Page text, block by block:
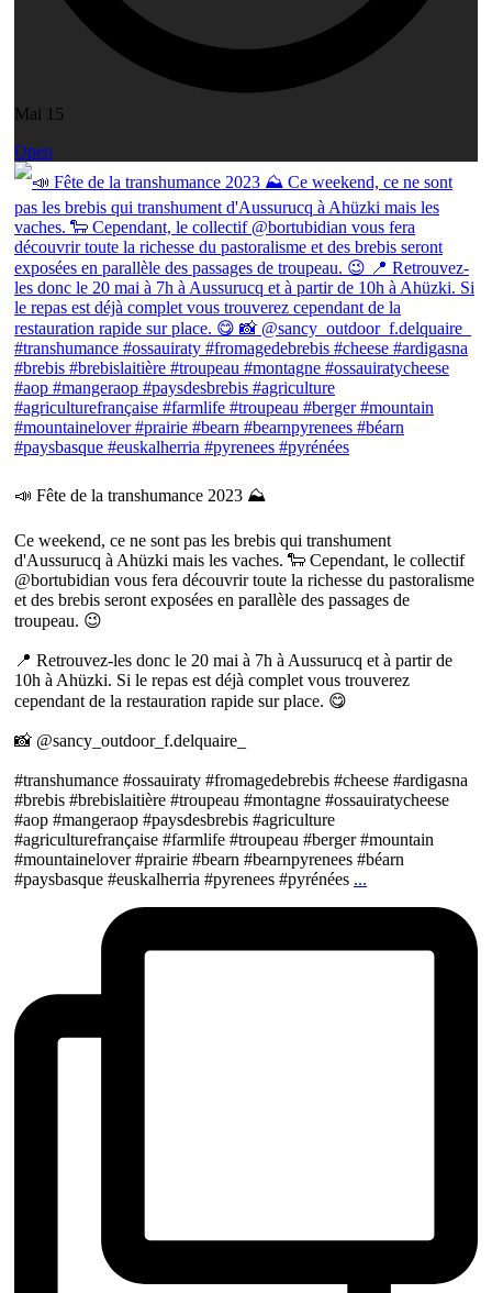
Mai 15
Open
📣 Fête de la transhumance 2023 ⛰
Ce weekend, ce ne sont pas les brebis qui transhument
d'Aussurucq à Ahüzki mais les vaches. 🐑 Cependant, le collectif
@bortubidian vous fera découvrir toute la richesse du pastoralisme
et des brebis seront exposées en parallèle des passages de
troupeau. 😉
📍 Retrouvez-les donc le 20 mai à 7h à Aussurucq et à partir de
10h à Ahüzki. Si le repas est déjà complet vous trouverez
cependant de la restauration rapide sur place. 😋
📸 @sancy_outdoor_f.delquaire_
#transhumance #ossauiraty #fromagedebrebis #cheese #ardigasna
#brebis #brebislaitière #troupeau #montagne #ossauiratycheese
#aop #mangeraop #paysdesbrebis #agriculture
#agriculturefrançaise #farmlife #troupeau #berger #mountain
#mountainelover #prairie #bearn #bearnpyrenees #béarn
#paysbasque #euskalherria #pyrenees #pyrénées ...